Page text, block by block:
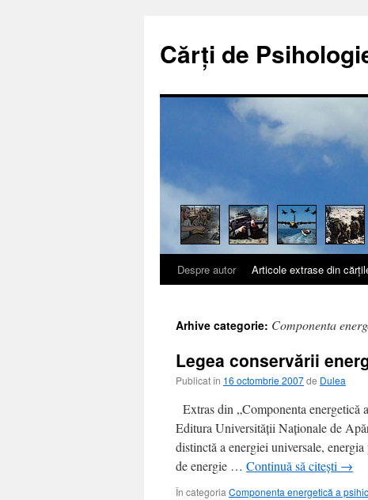
Cărți de
Sari
conținut
Despre autor Articole extrase din
Arhive categorie: Componenta
Legea conservării
Publicat în 16 octombrie 2007de Dulea
Extras din „Componenta
Editura Universităţii Naţionale de
distinctă a energiei universale,
de energie … Continuă să citești →
În categoria Componenta energetică a